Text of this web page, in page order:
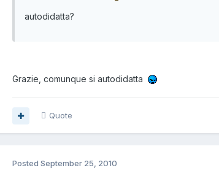
autodidatta?
Grazie, comunque si autodidatta
Quote
Posted September 25, 2010